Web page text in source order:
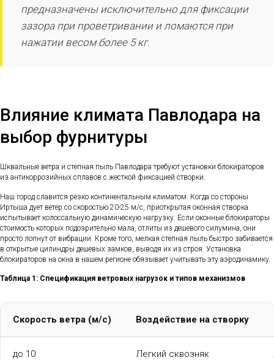
предназначены исключительно для фиксации
зазора при проветривании и ломаются при
нажатии весом более 5 кг.
Влияние климата Павлодара на
выбор фурнитуры
Шквальные ветра и степная пыль Павлодара требуют установки блокираторов
из антикоррозийных сплавов с жесткой фиксацией створки.
Наш город славится резко континентальным климатом. Когда со стороны
Иртыша дует ветер со скоростью 20-25 м/с, приоткрытая оконная створка
испытывает колоссальную динамическую нагрузку. Если оконные блокираторы
стоимость которых подозрительно мала, отлиты из дешевого силумина, они
просто лопнут от вибрации. Кроме того, мелкая степная пыль быстро забивается
в открытые цилиндры дешевых замков, выводя их из строя. Установка
блокираторов на окна в нашем регионе обязывает учитывать эту аэродинамику.
Таблица 1: Спецификация ветровых нагрузок и типов механизмов
Скорость ветра (м/с) Воздействие на створку
до 10 Легкий сквозняк